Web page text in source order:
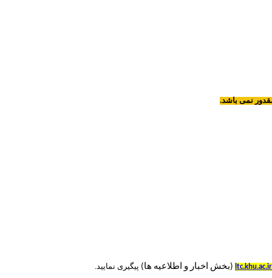
نمی باشد.
ltc.khu.ac.ir (بخش اخبار و اطلاعیه ها) پیگیری نمایید.